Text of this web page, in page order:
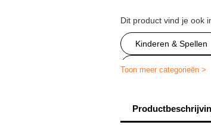
Dit product vind je ook
Kinderen & Spellen
Puzzels bedrukken
Toon meer categorieën >